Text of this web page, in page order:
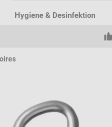
Hygiene & Desinfektion